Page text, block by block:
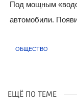
Под мощным
автомобили.
ОБЩЕСТВО
ЕЩЁ ПО ТЕМЕ